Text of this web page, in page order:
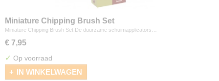
Miniature Chipping Brush Set
Miniature Chipping Brush Set De duurzame schuimapplicators…
€ 7,95
✓ Op voorraad
IN WINKELWAGEN